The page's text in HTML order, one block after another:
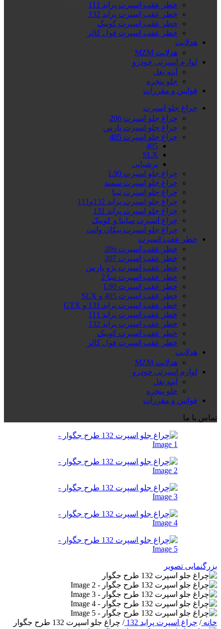
خطر عقب اسپرت پراید 111
خطر عقب اسپرت پراید 132
خطر عقب اسپرت کوییک
خطر عقب اسپرت فول کالر
هدلایت
هدلایت MZM
لوازم اسپرتی خودرو
آینه بغل
جلو پنجره
قوانین و مقررات
چراغ جلو اسپرت
چراغ جلو اسپرت 206
چراغ جلو اسپرت پارس
چراغ جلو اسپرت 405
405
SLX
پرشیایی
چراغ جلو اسپرت L90
چراغ جلو اسپرت سمند
چراغ جلو اسپرت تیبا
چراغ جلو اسپرت پراید 132و111
چراغ جلو اسپرت پراید 131
چراغ اسپرت ساینا و کوییک
چراغ جلو اسپرت پیکان وانت
خطر عقب اسپرت
خطر عقب اسپرت 206
خطر عقب اسپرت 207
خطر عقب اسپرت پژو پارس
خطر عقب اسپرت تیبا 2
خطر عقب اسپرت L90
خطر عقب اسپرت 405 و SLX
خطر عقب اسپرت پراید 131 و GTX
خطر عقب اسپرت پراید 111
خطر عقب اسپرت پراید 132
خطر عقب اسپرت کوییک
خطر عقب اسپرت فول کالر
هدلایت
هدلایت MZM
لوازم اسپرتی خودرو
آینه بغل
جلو پنجره
قوانین و مقررات
تماس با ما
بزرگنمایی تصویر
خانه/ چراغ اسپرت پراید 132 / چراغ جلو اسپرت 132 طرح جگوار